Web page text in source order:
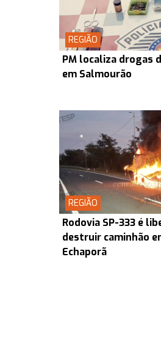
REGIÃO
PM localiza drogas
em Salmourão
REGIÃO
Rodovia SP-333 é
destruir caminhão
Echaporã